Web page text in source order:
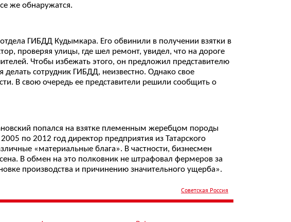
же обнаружатся.
ГИБДД Кудымкара. Его обвинили в получении взятки в
проверяя улицы, где шел ремонт, увидел, что на дороге
Чтобы избежать этого, он предложил представителю
делать сотрудник ГИБДД, неизвестно. Однако свое
В свою очередь ее представители решили сообщить о
попался на взятке племенным жеребцом породы
по 2012 год директор предприятия из Татарского
«материальные блага». В частности, бизнесмен
В обмен на это полковник не штрафовал фермеров за
производства и причинению значительного ущерба».
Советская Россия